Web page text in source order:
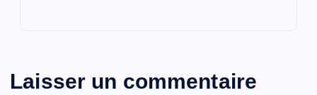
Laisser un commentaire